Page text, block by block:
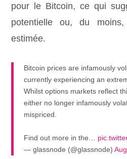
pour le Bitcoin, ce qui
potentielle ou, du
estimée.
Bitcoin prices are infamously
currently experiencing an
Whilst options markets reflect
either no longer infamously
mispriced.
Find out more in the…
— glassnode (@glassnode)